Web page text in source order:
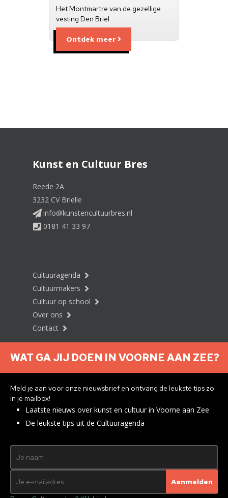
Het Montmartre van de gezellige
vesting Den Briel
Ontdek meer
Kunst en Cultuur Bres
Reede 2A
3232 CV Brielle
info@kunstencultuurbres.nl
0181 41 33 97
Cultuuragenda
Cultuurmakers
Cultuur op school
Over ons
Contact
Nieuwsbrief aanmelden
Privacyverklaring
WAT GA JIJ DOEN IN VOORNE AAN ZEE?
Meld je aan voor onze nieuwsbrief en ontvang de leukste tips zo
in je mailbox!
Laatste nieuws over kunst en cultuur in Voorne aan Zee
De leukste tips uit de Cultuuragenda